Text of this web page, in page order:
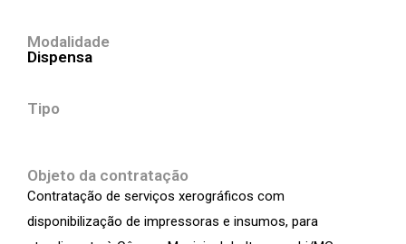
Modalidade
Dispensa
Tipo
Objeto da contratação
Contratação de serviços xerográficos com
disponibilização de impressoras e insumos, para